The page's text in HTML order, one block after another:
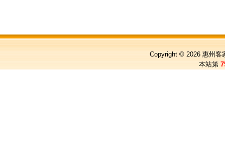
Copyright © 2026 惠州客
本站第